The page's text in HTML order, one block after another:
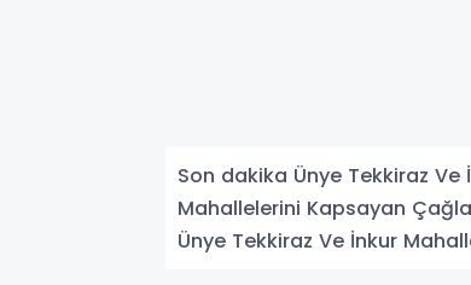
Son dakika Ünye Tekkiraz
Mahallelerini Kapsayan
Ünye Tekkiraz Ve İnkur